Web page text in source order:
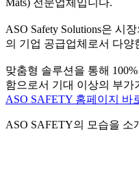
ASO Safety Solutions은 시
의 기업 공급업체로서 다양
맞춤형 솔루션을 통해
함으로서 기대 이상의 부가
ASO SAFETY 홈페이지 바
ASO SAFETY의 모습을 소